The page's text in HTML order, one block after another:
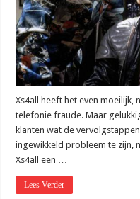
Xs4all heeft het even moeilijk,
telefonie fraude. Maar
klanten wat de
ingewikkeld probleem te zijn,
Xs4all een …
Lees Verder